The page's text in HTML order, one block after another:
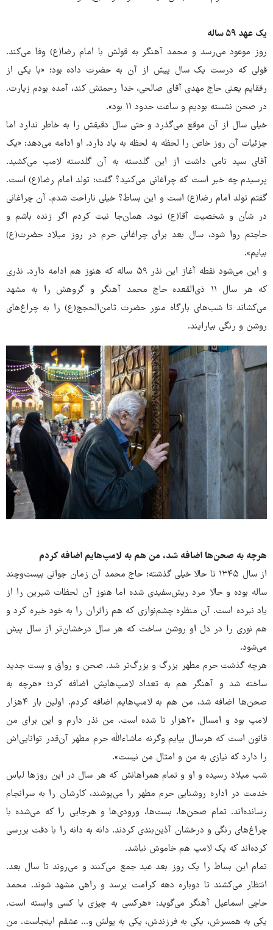
یک عهد ۵۹ ساله
روز موعود می‌رسد و محمد آهنگر به قولش با امام رضا(ع) وفا می‌کند.
قولی که درست یک سال پیش از آن به حضرت داده بود؛ «با یکی از
رفقایم یعنی حاج مهدی آقای صالحی، خدا رحمتش کند، آمده بودم زیارت.
در صحن نشسته بودیم و ساعت حدود ۱۱ بود».
خیلی سال از آن موقع می‌گذرد و حتی سال دقیقش را به خاطر ندارد اما
جزئیات آن روز خاص را لحظه به لحظه به یاد دارد. او ادامه می‌دهد: «یک
آقای سید نامی داشت از این گلدسته به آن گلدسته لامپ می‌کشید.
پرسیدم چه خبر است که چراغانی می‌کنید؟ گفت: تولد امام رضا(ع) است.
گفتم تولد امام رضا(ع) است و این بساط؟ خیلی ناراحت شدم. آن چراغانی
در شأن و شخصیت آقا(ع) نبود. همان‌جا نیت کردم اگر زنده باشم و
حاجتم روا شود، سال بعد برای چراغانی حرم در روز میلاد حضرت(ع)
بیایم».
و این می‌شود نقطه آغاز این نذر ۵۹ ساله که هنوز هم ادامه دارد. نذری
که هر سال ۱۱ ذی‌القعده حاج محمد آهنگر و گروهش را به مشهد
می‌کشاند تا شب‌های بارگاه منور حضرت ثامن‌الحجج(ع) را به چراغ‌های
روشن و رنگی بیارایند.
هرچه به صحن‌ها اضافه شد، من هم به لامپ‌هایم اضافه کردم
از سال ۱۳۴۵ تا حالا خیلی گذشته؛ حاج محمد آن زمان جوانی بیست‌وچند
ساله بوده و حالا مرد ریش‌سفیدی شده اما هنوز آن لحظات شیرین را از
یاد نبرده است. آن منظره چشم‌نوازی که هم زائران را به خود خیره کرد و
هم نوری را در دل او روشن ساخت که هر سال درخشان‌تر از سال پیش
می‌شود.
هرچه گذشت حرم مطهر بزرگ و بزرگ‌تر شد. صحن و رواق و بست جدید
ساخته شد و آهنگر هم به تعداد لامپ‌هایش اضافه کرد؛ «هرچه به
صحن‌ها اضافه شد، من هم به لامپ‌هایم اضافه کردم. اولین بار ۴هزار
لامپ بود و امسال ۲۰هزار تا شده است. من نذر دارم و این برای من
قانون است که هرسال بیایم وگرنه ماشاءالله حرم مطهر آن‌قدر توانایی‌اش
را دارد که نیازی به من و امثال من نیست».
شب میلاد رسیده و او و تمام همراهانش که هر سال در این روزها لباس
خدمت در اداره روشنایی حرم مطهر را می‌پوشند، کارشان را به سرانجام
رسانده‌اند. تمام صحن‌ها، بست‌ها، ورودی‌ها و هرجایی را که می‌شده با
چراغ‌های رنگی و درخشان آذین‌بندی کردند. دانه به دانه را با دقت بررسی
کرده‌اند که یک لامپ هم خاموش نباشد.
تمام این بساط را یک روز بعد عید جمع می‌کنند و می‌روند تا سال بعد.
انتظار می‌کشند تا دوباره دهه کرامت برسد و راهی مشهد شوند. محمد
حاجی اسماعیل آهنگر می‌گوید: «هرکسی به چیزی یا کسی وابسته است.
یکی به همسرش، یکی به فرزندش، یکی به پولش و... عشقم اینجاست. من